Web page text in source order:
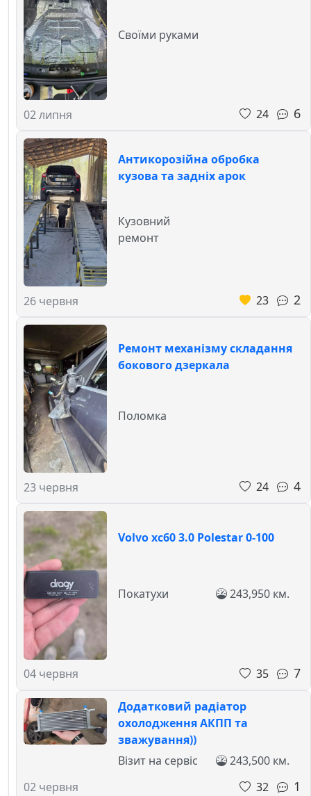
02 липня
Своїми руками
24 6
Антикорозійна обробка
кузова та задніх арок
26 червня
Кузовний
ремонт
23 2
Ремонт механізму складання
бокового дзеркала
23 червня
Поломка
24 4
Volvo xc60 3.0 Polestar 0-100
04 червня
Покатухи 243,950 км.
35 7
Додатковий радіатор
охолодження АКПП та
зважування))
02 червня
Візит на сервіс
243,500 км.
32
1